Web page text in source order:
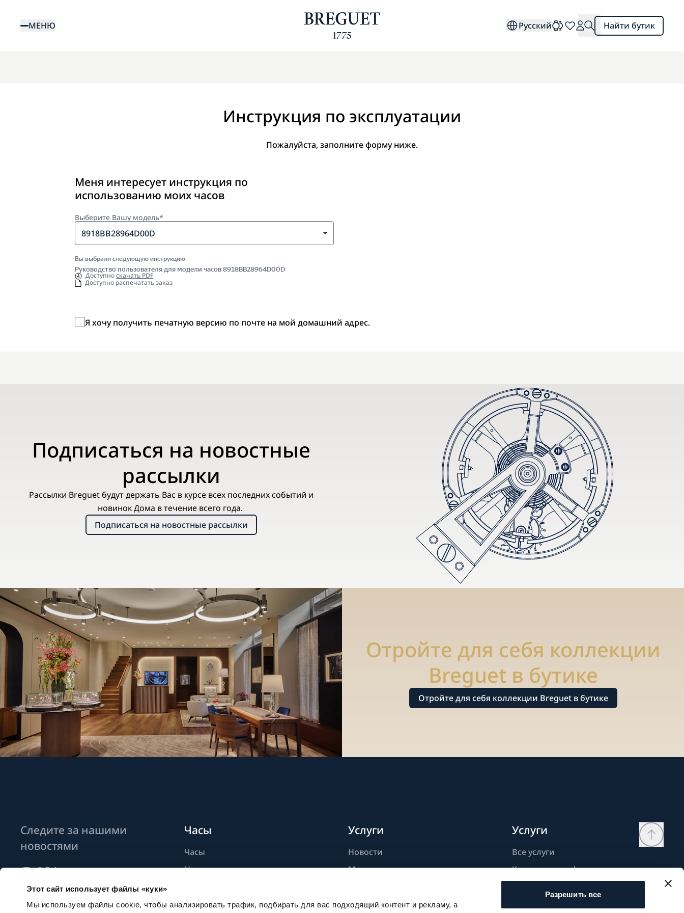
Этот сайт использует файлы «куки»
Мы используем файлы cookie, чтобы анализировать трафик, подбирать для вас подходящий контент и рекламу, а
Разрешить все
основномуМЕНЮ Русский Найти бутик
Инструкция по эксплуатации
Пожалуйста, заполните форму ниже.
Меня интересует инструкция по
использованию моих часов
Выберите Вашу модель*
8918BB28964D00D
Вы выбрали следующую инструкцию
Руководство пользователя для модели часов 8918BB28964D00D
Доступноскачать PDF
Доступно распечатать заказ
Я хочу получить печатную версию по почте на мой домашний адрес.
Подписаться на новостные
рассылки
Рассылки Breguet будут держать Вас в курсе всех последних событий и
новинок Дома в течение всего года.
Подписаться на новостные рассылки
Отройте для себя коллекции
Breguet в бутике
Отройте для себя коллекции Breguet в бутике
Следите за нашими
новостями
Подписаться на новостные
рассылки
Часы
Часы
Новые модели
Услуги
Новости
Мастерство
Устойчивое развитие
Услуги
Все услуги
Контактная информация